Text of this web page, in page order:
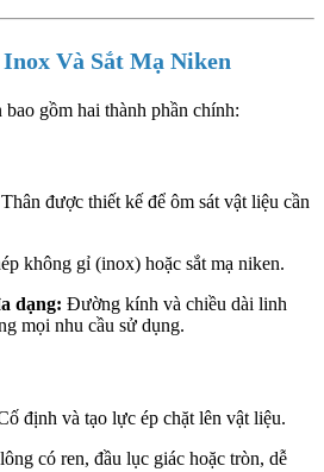
Và Sắt Mạ Niken
gồm hai thành phần chính:
Thân được thiết kế để ôm sát vật liệu cần
không gỉ (inox) hoặc sắt mạ niken.
dạng: Đường kính và chiều dài linh
mọi nhu cầu sử dụng.
định và tạo lực ép chặt lên vật liệu.
có ren, đầu lục giác hoặc tròn, dễ